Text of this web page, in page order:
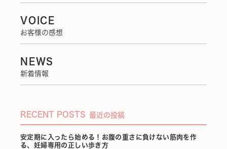
VOICE
お客様の感想
NEWS
新着情報
RECENT POSTS 最近の投稿
安定期に入ったら始める！お腹の重さに負けない筋肉を作
る、妊婦専用の正しい歩き方